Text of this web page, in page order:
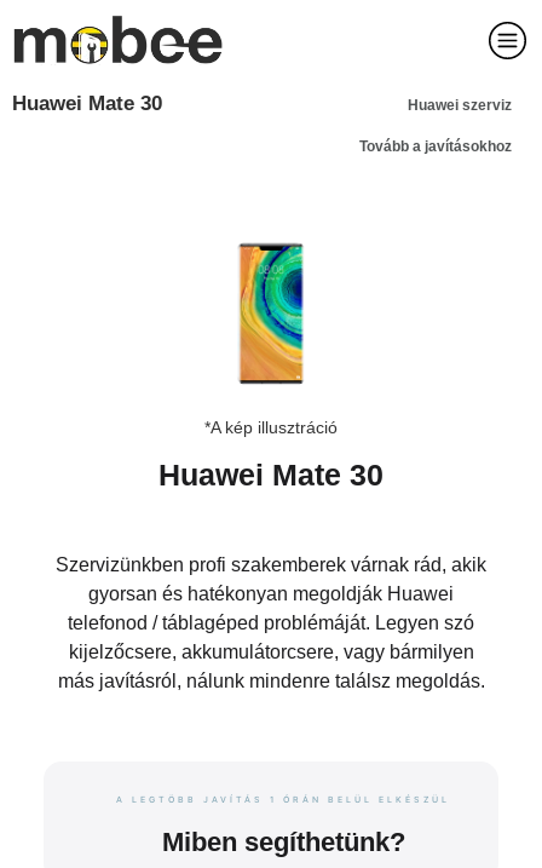
Huawei Mate 30 Huawei szerviz
Tovább a javításokhoz
*A kép illusztráció
Huawei Mate 30
Szervizünkben profi szakemberek várnak rád, akik
gyorsan és hatékonyan megoldják Huawei
telefonod / táblagéped problémáját. Legyen szó
kijelzőcsere, akkumulátorcsere, vagy bármilyen
más javításról, nálunk mindenre találsz megoldás.
A LEGTÖBB JAVÍTÁS 1 ÓRÁN BELÜL ELKÉSZÜL
Miben segíthetünk?